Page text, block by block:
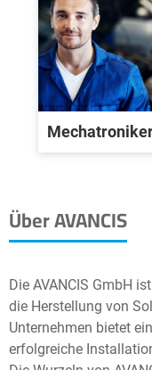
Über AVANCIS
Die AVANCIS GmbH
die Herstellung von
Unternehmen bietet
erfolgreiche